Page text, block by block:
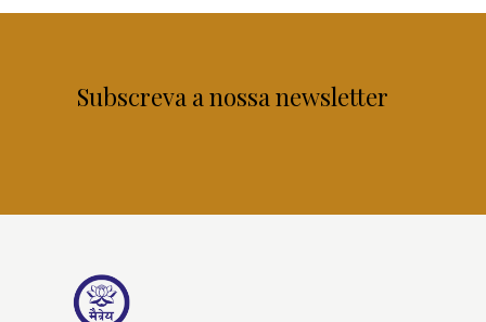
Subscreva a nossa newsletter